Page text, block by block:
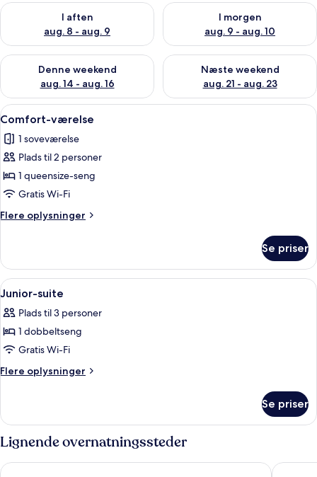
I aften
aug. 8 - aug. 9
Tjek tilgængelighed for i aften aug. 8 - aug. 9
I morgen
aug. 9 - aug. 10
Tjek tilgængelighed for i
Denne weekend
aug. 14 - aug. 16
Tjek tilgængelighed for denne weekend aug. 14 - aug. 16
Næste weekend
aug. 21 - aug. 23
Tjek tilgængelighed for næste
Indlæs
alle
billeder
af
Comfort-
værelse
En pænt redt seng med hvide
1
Comfort-værelse
1 soveværelse
Plads til 2 personer
1 queensize-seng
Gratis Wi-Fi
Flere oplysninger
Flere
værelse
Se priser
Indlæs
alle
billeder
af
Junior-
suite
Et hotelværelse med seng, sofa,
8
Junior-suite
Plads til 3 personer
1 dobbeltseng
Gratis Wi-Fi
Flere oplysninger
Flere
suite
Se priser
Lignende overnatningssteder
Hotel Restaurant & Spa Le Meez